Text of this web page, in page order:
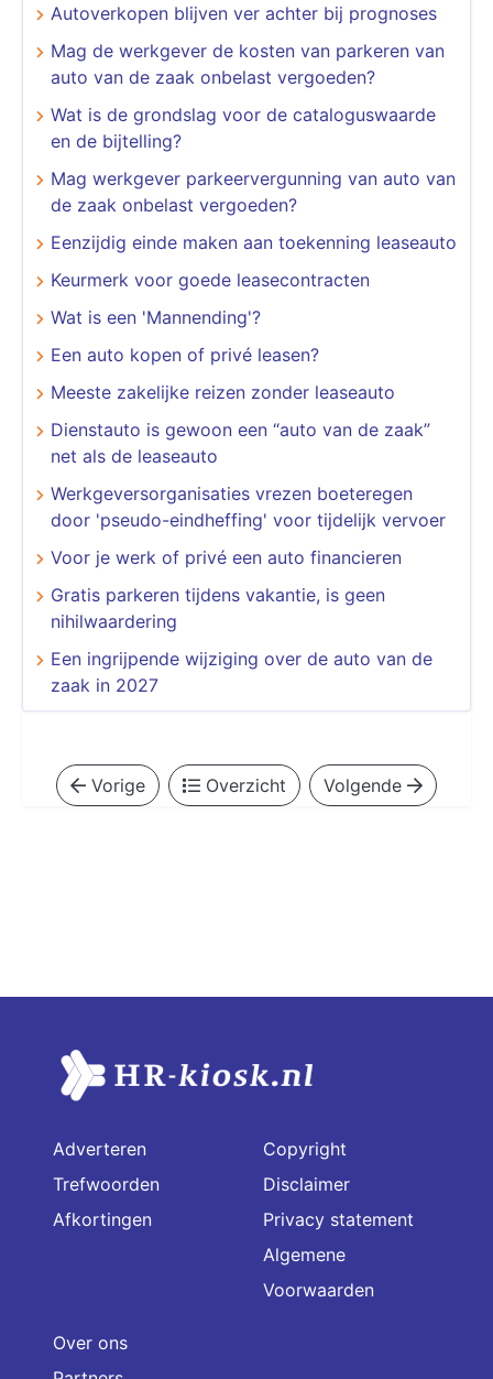
Autoverkopen blijven ver achter bij prognoses
Mag de werkgever de kosten van parkeren van
auto van de zaak onbelast vergoeden?
Wat is de grondslag voor de cataloguswaarde
en de bijtelling?
Mag werkgever parkeervergunning van auto van
de zaak onbelast vergoeden?
Eenzijdig einde maken aan toekenning leaseauto
Keurmerk voor goede leasecontracten
Wat is een 'Mannending'?
Een auto kopen of privé leasen?
Meeste zakelijke reizen zonder leaseauto
Dienstauto is gewoon een “auto van de zaak”
net als de leaseauto
Werkgeversorganisaties vrezen boeteregen
door 'pseudo-eindheffing' voor tijdelijk vervoer
Voor je werk of privé een auto financieren
Gratis parkeren tijdens vakantie, is geen
nihilwaardering
Een ingrijpende wijziging over de auto van de
zaak in 2027
Vorige Overzicht Volgende
Adverteren
Trefwoorden
Afkortingen
Copyright
Disclaimer
Privacy statement
Algemene
Voorwaarden
Over ons